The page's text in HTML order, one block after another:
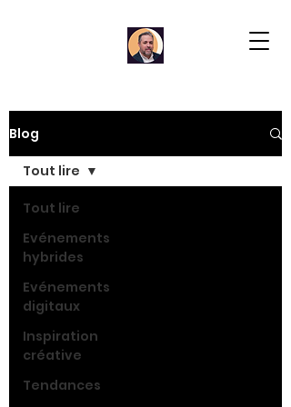
Blog
Tout lire
Evénements
hybrides
Evénements
digitaux
Inspiration
créative
Tendances
Tout lire